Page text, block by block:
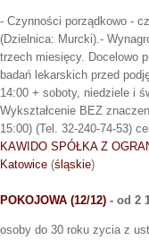
- Czynności porządkowo -
(Dzielnica: Murcki).-
trzech miesięcy. Docelowo
badań lekarskich przed
14:00 + soboty, niedziele i
Wykształcenie BEZ
15:00) (Tel. 32-240-74-53)
KAWIDO SPÓŁKA Z
Katowice (śląskie)
POKOJOWA (12/12) - od 2
osoby do 30 roku zycia z